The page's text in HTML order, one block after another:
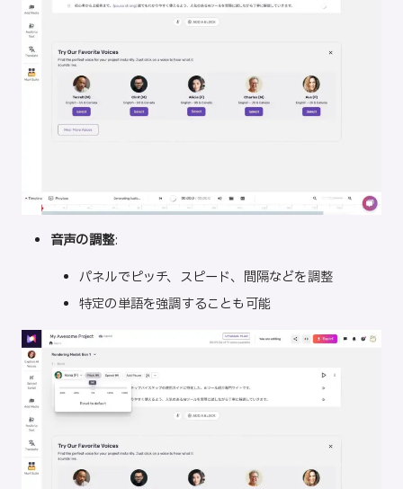
音声の調整:
パネルでピッチ、スピード、間隔などを調整
特定の単語を強調することも可能